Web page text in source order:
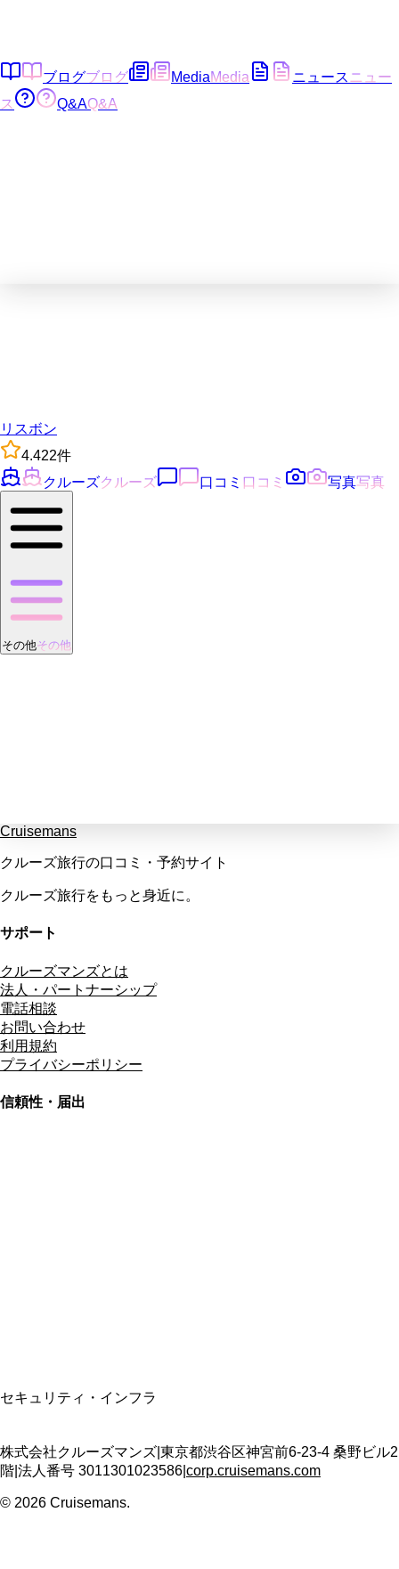
ブログブログ MediaMedia ニュース ニュー
ス
Q&AQ&A
リスボン
4.422件
クルーズクルーズ 口コミ 口コミ 写真写真
その他その他
Cruisemans
クルーズ旅行の口コミ・予約サイト
クルーズ旅行をもっと身近に。
サポート
クルーズマンズとは
法人・パートナーシップ
電話相談
お問い合わせ
利用規約
プライバシーポリシー
信頼性・届出
セキュリティ・インフラ
株式会社クルーズマンズ 東京都渋谷区神宮前6-23-4 桑野ビル2
階 法人番号 3011301023586 corp.cruisemans.com
© 2026 Cruisemans.